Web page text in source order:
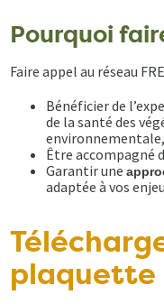
Pourquoi
Faire appel au réseau
Bénéficier de
de la santé des
environnementale,
Être accompagné
Garantir une
adaptée à vos
plaquette